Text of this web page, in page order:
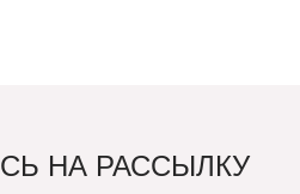
НА РАССЫЛКУ